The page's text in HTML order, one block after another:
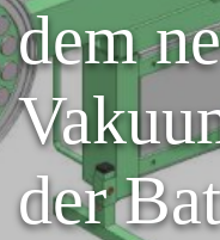
dem
der